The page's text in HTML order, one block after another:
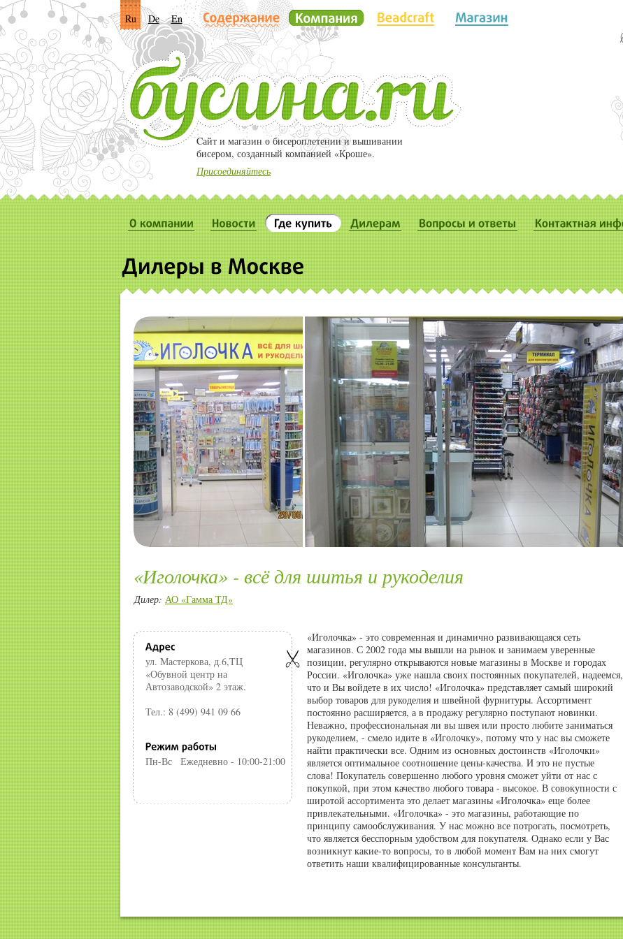
Ru De En
Cайт и магазин о бисероплетении и вышивании
бисером, созданный компанией «Кроше».
Присоединяйтесь
«Иголочка» - всё для шитья и рукоделия
Дилер: АО «Гамма ТД»
ул. Мастеркова, д.6,ТЦ
«Обувной центр на
Автозаводской» 2 этаж.
Тел.: 8 (499) 941 09 66
Пн-Вс Ежедневно - 10:00-21:00
«Иголочка» - это современная и динамично развивающаяся сеть
магазинов. С 2002 года мы вышли на рынок и занимаем уверенные
позиции, регулярно открываются новые магазины в Москве и городах
России. «Иголочка» уже нашла своих постоянных покупателей, надеемся,
что и Вы войдете в их число! «Иголочка» представляет самый широкий
выбор товаров для рукоделия и швейной фурнитуры. Ассортимент
постоянно расширяется, а в продажу регулярно поступают новинки.
Неважно, профессиональная ли вы швея или просто любите заниматься
рукоделием, - смело идите в «Иголочку», потому что у нас вы сможете
найти практически все. Одним из основных достоинств «Иголочки»
является оптимальное соотношение цены-качества. И это не пустые
слова! Покупатель совершенно любого уровня сможет уйти от нас с
покупкой, при этом качество любого товара - высокое. В совокупности с
широтой ассортимента это делает магазины «Иголочка» еще более
привлекательными. «Иголочка» - это магазины, работающие по
принципу самообслуживания. У нас можно все потрогать, посмотреть,
что является бесспорным удобством для покупателя. Однако если у Вас
возникнут какие-то вопросы, то в любой момент Вам на них смогут
ответить наши квалифицированные консультанты.